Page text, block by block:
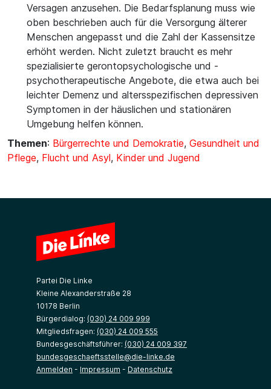
Versagen anzusehen. Die Bedarfsplanung muss wie
oben beschrieben auch für die Versorgung älterer
Menschen angepasst und die Zahl der Kassensitze
erhöht werden. Nicht zuletzt braucht es mehr
spezialisierte gerontopsychologische und -
psychotherapeutische Angebote, die etwa auch bei
leichter Demenz und altersspezifischen depressiven
Symptomen in der häuslichen und stationären
Umgebung helfen können.
Themen: Bürgerrechte und Demokratie, Gesundheit und
Pflege, Flucht und Asyl, Kinder und Jugend
Partei Die Linke
Kleine Alexanderstraße 28
10178 Berlin
Bürgerdialog: (030) 24 009 999
Mitgliedsfragen: (030) 24 009 555
Bundesgeschäftsführer: (030) 24 009 397
bundesgeschaeftsstelle@die-linke.de
Anmelden - Impressum - Datenschutz